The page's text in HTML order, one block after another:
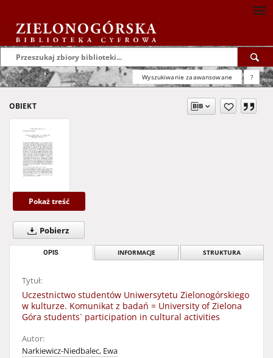
Wyszukiwanie zaawansowane ?
OBIEKT
Pokaż treść
Pobierz
OPIS INFORMACJE STRUKTURA
Tytuł:
Uczestnictwo studentów Uniwersytetu Zielonogórskiego
w kulturze. Komunikat z badań = University of Zielona
Góra students` participation in cultural activities
Autor:
Narkiewicz-Niedbalec, Ewa